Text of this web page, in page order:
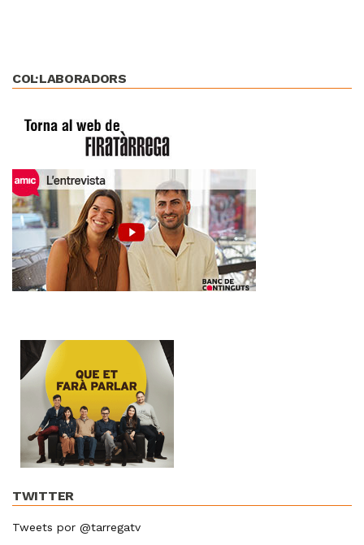
COL·LABORADORS
TWITTER
Tweets por @tarregatv